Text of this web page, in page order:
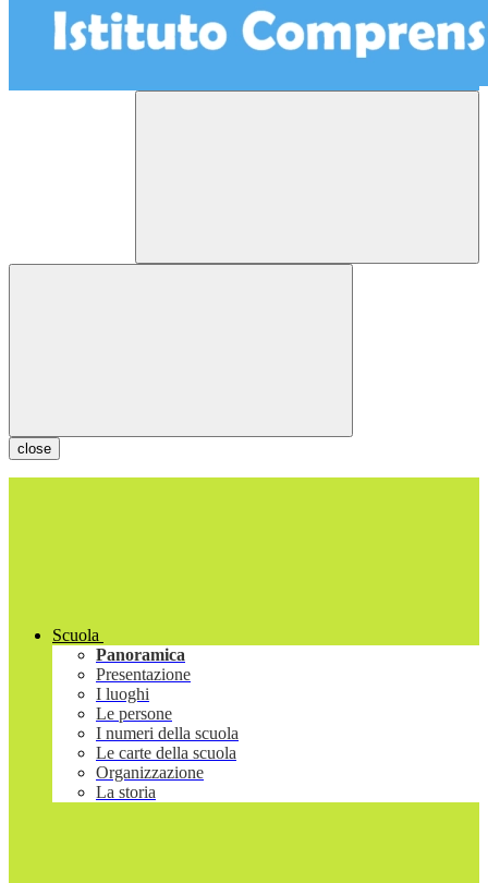
close
Scuola
Panoramica
Presentazione
I luoghi
Le persone
I numeri della scuola
Le carte della scuola
Organizzazione
La storia